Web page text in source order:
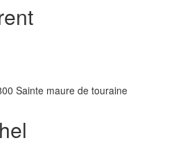
Sainte maure de touraine